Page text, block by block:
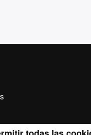
imparte una
de la sociedad y